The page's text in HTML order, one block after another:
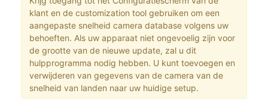
klant en de customization tool gebruiken om een
aangepaste snelheid camera database volgens uw
behoeften. Als uw apparaat niet ongevoelig zijn voor
de grootte van de nieuwe update, zal u dit
hulpprogramma nodig hebben. U kunt toevoegen en
verwijderen van gegevens van de camera van de
snelheid van landen naar uw huidige setup.